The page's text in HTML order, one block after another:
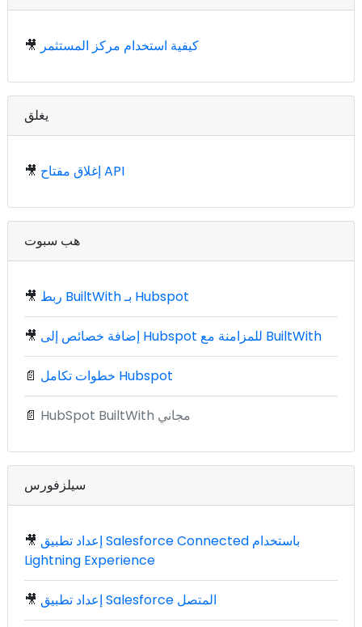
🎥 كيفية استخدام مركز المستثمر
يغلق
🎥 إغلاق مفتاح API
هب سبوت
🎥 ربط BuiltWith بـ Hubspot
🎥 إضافة خصائص إلى Hubspot للمزامنة مع BuiltWith
📄 خطوات تكامل Hubspot
📄 HubSpot BuiltWith مجاني
سيلزفورس
🎥 إعداد تطبيق Salesforce Connected باستخدام
Lightning Experience
🎥 إعداد تطبيق Salesforce المتصل